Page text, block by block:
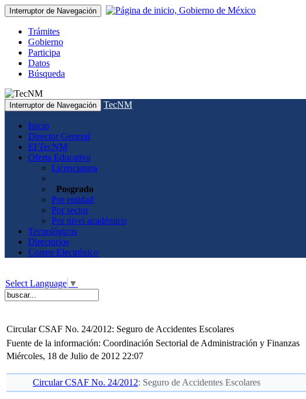
Interruptor de Navegación
Trámites
Gobierno
Participa
Datos
Búsqueda
Interruptor de Navegación TecNM
Inicio
Director General
El TecNM
Oferta Educativa
Licenciatura
Posgrado
Por entidad
Por sector
Por nivel académico
Tecnológicos
Directorios
Correo Electrónico
Select Language ▼
Circular CSAF No. 24/2012: Seguro de Accidentes Escolares
Fuente de la información: Coordinación Sectorial de Administración y Finanzas
Miércoles, 18 de Julio de 2012 22:07
Circular CSAF No. 24/2012: Seguro de Accidentes Escolares